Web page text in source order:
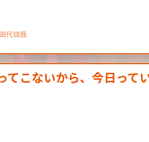
代琉我
てこないから、今日って